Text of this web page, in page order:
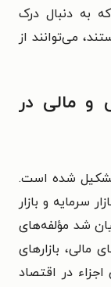
به دنبال درک
می‌توانند از
و مالی در
شده است.
سرمایه و بازار
شد مؤلفه‌های
مالی، بازارهای
در اقتصاد